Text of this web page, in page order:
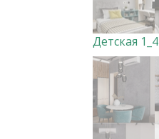
Детская 1_4